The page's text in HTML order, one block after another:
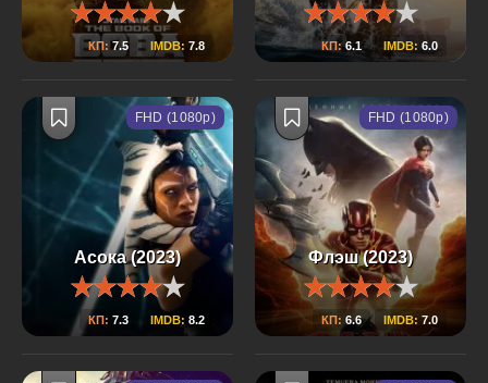
КП: 7.5 IMDB: 7.8 КП:6.1 IMDB: 6.0
Асока (2023)
КП: 7.3 IMDB: 8.2
FHD (1080p)
Флэш (2023)
КП: 6.6 IMDB: 7.0
FHD (1080p)